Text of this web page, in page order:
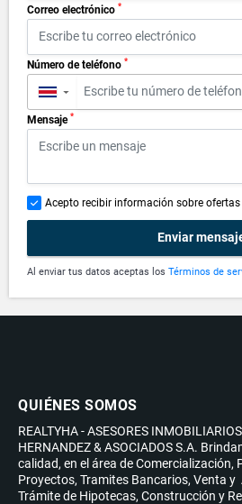
Correo electrónico *
Número de teléfono *
▼
Mensaje *
Acepto recibir información sobre
Enviar
Al enviar tus datos aceptas los Términos de
QUIÉNES SOMOS
REALTYHA - ASESORES
HERNANDEZ & ASOCIADOS S.A.
calidad, en el área de Comercialización,
Proyectos, Tramites Bancarios, Venta
Trámite de Hipotecas, Construcción y